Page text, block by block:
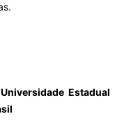
Estadual